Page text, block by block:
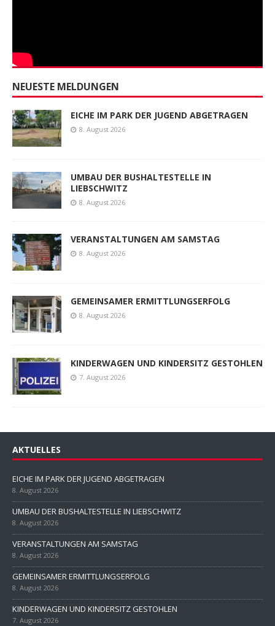
NEUESTE MELDUNGEN
EICHE IM PARK DER JUGEND ABGETRAGEN
8. August 2026
UMBAU DER BUSHALTESTELLE IN
LIEBSCHWITZ
8. August 2026
VERANSTALTUNGEN AM SAMSTAG
8. August 2026
GEMEINSAMER ERMITTLUNGSERFOLG
8. August 2026
KINDERWAGEN UND KINDERSITZ GESTOHLEN
7. August 2026
AKTUELLES
EICHE IM PARK DER JUGEND ABGETRAGEN
8. August 2026
UMBAU DER BUSHALTESTELLE IN LIEBSCHWITZ
8. August 2026
VERANSTALTUNGEN AM SAMSTAG
8. August 2026
GEMEINSAMER ERMITTLUNGSERFOLG
8. August 2026
KINDERWAGEN UND KINDERSITZ GESTOHLEN
7. August 2026